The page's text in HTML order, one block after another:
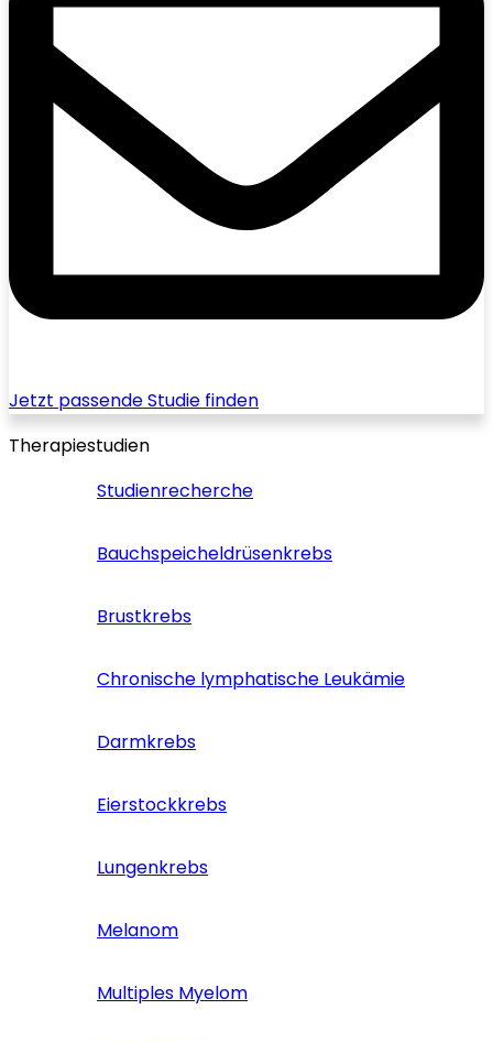
Jetzt passende Studie finden
Therapiestudien
Studienrecherche
Bauchspeicheldrüsenkrebs
Brustkrebs
Chronische lymphatische Leukämie
Darmkrebs
Eierstockkrebs
Lungenkrebs
Melanom
Multiples Myelom